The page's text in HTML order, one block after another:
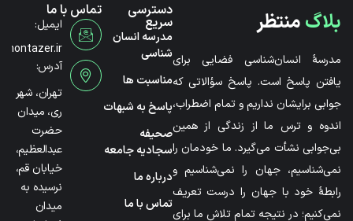
بلاگمنتظر
مدرسۀ انسان‌شناسی فضایی برای
یافتن پاسخ است. پاسخ سؤالاتی که
جوابی برایشان نداریم و تمام اضطراب،
اندوه و ترس ما از زندگی از همین
بی‌جوابی نشأت می‌گیرد. ما خودمان را
نمی‌شناسیم، جهان را نمی‌شناسیم و
رابطۀ خود با جهان را درست تعریف
نمی‌کنیم؛ در نتیجه تمام تلاش ما برای
دسترسی
سریع
مدرسه انسان
شناسی
مناسبت ها
پاسخ به شبهات
صحیفه
سجادیه جامعه
درباره ما
تماس با ما
تماس با ما
ایمیل:
آدرس:
تهران، شهر
ری، میدان
حضرت
عبدالعظیم،
خیابان قم،
نرسیده به
میدان